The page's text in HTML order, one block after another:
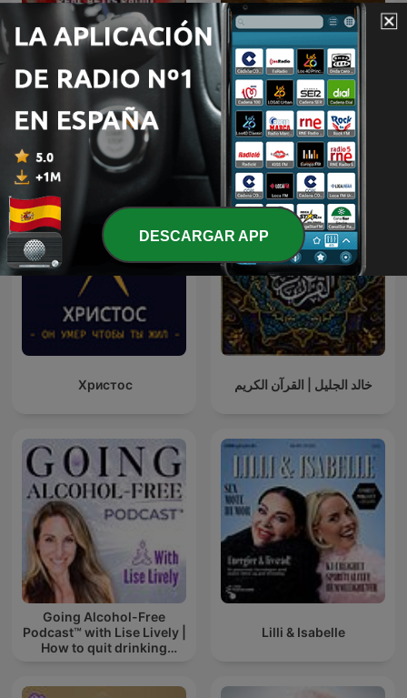
Voces del Misterio قصص الأنبياء
Más podcasts internacionales de Religión
y espiritualidad
Христос خالد الجليل | القرآن الكريم
Going Alcohol-Free
Podcast™ with Lise Lively |
How to quit drinking
Lilli & Isabelle
DESCARGAR APP